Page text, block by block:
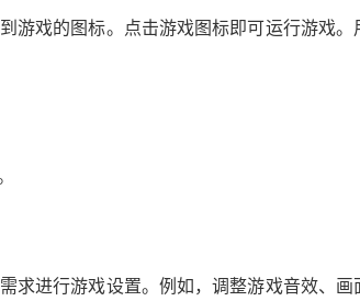
游戏的图标。点击游戏图标即可运行游戏。
求进行游戏设置。例如，调整游戏音效、画